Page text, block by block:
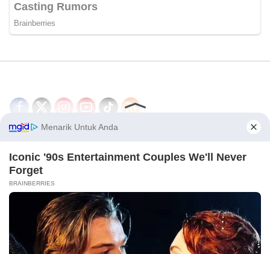
Disclaimer Redaksi
Tentang Kami
PEDOMAN MEDIA SIBER
© 2026 - CakrawalaNews.co